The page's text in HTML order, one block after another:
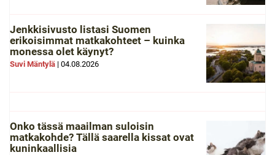
Jenkkisivusto listasi Suomen
erikoisimmat matkakohteet – kuinka
monessa olet käynyt?
Suvi Mäntylä | 04.08.2026
Onko tässä maailman suloisin
matkakohde? Tällä saarella kissat ovat
kuninkaallisia